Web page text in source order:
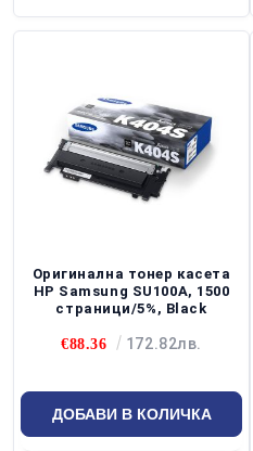
Оригинална тонер касета
HP Samsung SU100A, 1500
страници/5%, Black
€88.36 172.82лв.